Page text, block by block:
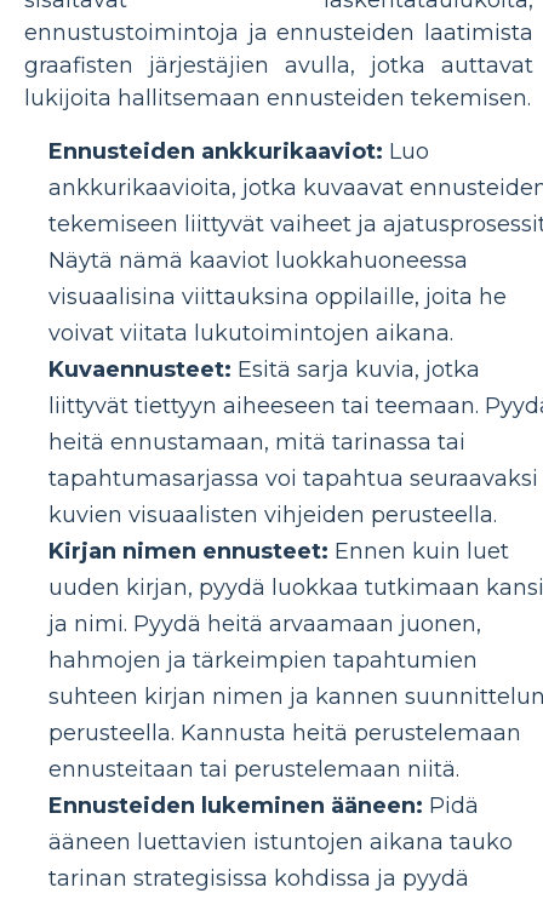
ennustustoimintoja ja ennusteiden laatimista
graafisten järjestäjien avulla, jotka auttavat
lukijoita hallitsemaan ennusteiden tekemisen.
Ennusteiden ankkurikaaviot: Luo
ankkurikaavioita, jotka kuvaavat
tekemiseen liittyvät vaiheet ja
Näytä nämä kaaviot luokkahuoneessa
visuaalisina viittauksina oppilaille, joita he
voivat viitata lukutoimintojen aikana.
Kuvaennusteet: Esitä sarja kuvia, jotka
liittyvät tiettyyn aiheeseen tai teemaan.
heitä ennustamaan, mitä tarinassa tai
tapahtumasarjassa voi tapahtua seuraavaksi
kuvien visuaalisten vihjeiden perusteella.
Kirjan nimen ennusteet: Ennen kuin luet
uuden kirjan, pyydä luokkaa tutkimaan kansi
ja nimi. Pyydä heitä arvaamaan juonen,
hahmojen ja tärkeimpien tapahtumien
suhteen kirjan nimen ja kannen
perusteella. Kannusta heitä perustelemaan
ennusteitaan tai perustelemaan niitä.
Ennusteiden lukeminen ääneen: Pidä
ääneen luettavien istuntojen aikana tauko
tarinan strategisissa kohdissa ja pyydä